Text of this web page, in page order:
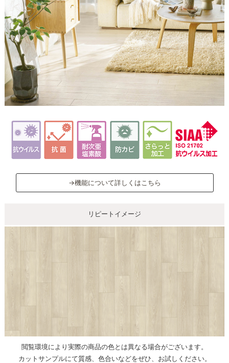
→機能について詳しくはこちら
リピートイメージ
閲覧環境により実際の商品の色とは異なる場合がございます。
カットサンプルにて質感、色合いなどをぜひ、お試しください。